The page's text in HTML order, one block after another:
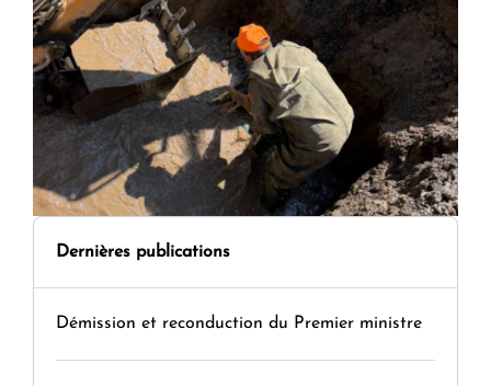
Dernières publications
Démission et reconduction du Premier ministre